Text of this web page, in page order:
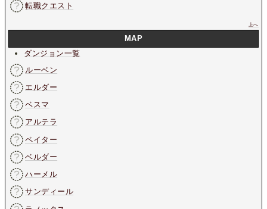
転職クエスト
上へ
MAP
ダンジョン一覧
ルーベン
エルダー
ベスマ
アルテラ
ペイター
ベルダー
ハーメル
サンディール